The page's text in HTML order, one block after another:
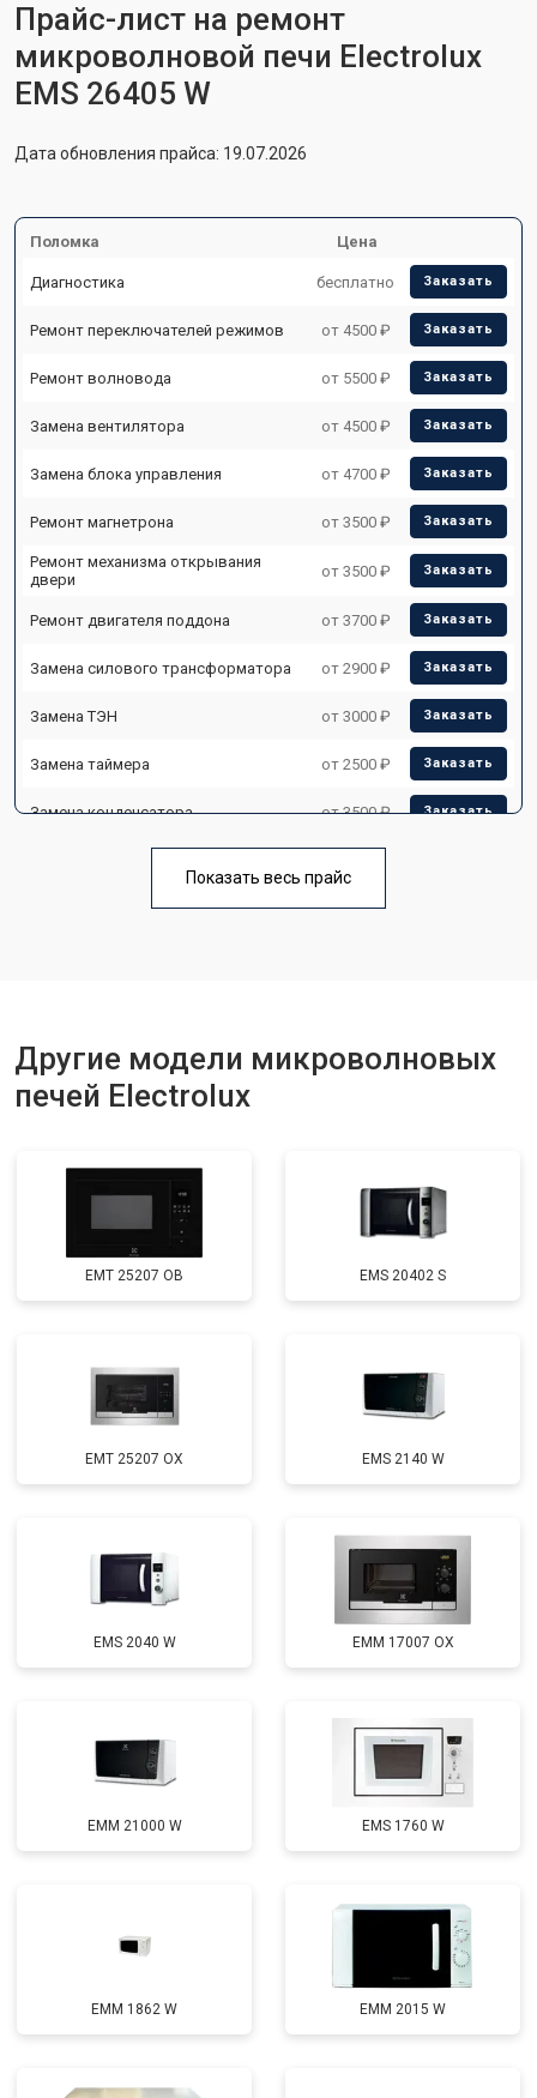
Прайс-лист на ремонт
микроволновой печи Electrolux
EMS 26405 W
Дата обновления прайса: 19.07.2026
Поломка Цена
Диагностика бесплатно Заказать
Ремонт переключателей режимов от 4500 ₽ Заказать
Ремонт волновода от 5500 ₽ Заказать
Замена вентилятора от 4500 ₽ Заказать
Замена блока управления от 4700 ₽ Заказать
Ремонт магнетрона от 3500 ₽ Заказать
Ремонт механизма открывания
двери
от 3500 ₽ Заказать
Ремонт двигателя поддона от 3700 ₽ Заказать
Замена силового трансформатора от 2900 ₽ Заказать
Замена ТЭН от 3000 ₽ Заказать
Замена таймера от 2500 ₽ Заказать
Замена конденсатора от 3500 ₽ Заказать
Ремонт платы управления
Замена лампочки от 2400 ₽
Показать весь прайс
Другие модели микроволновых
печей Electrolux
EMT 25207 OB EMS 20402 S
EMT 25207 OX EMS 2140 W
EMS 2040 W EMM 17007 OX
EMM 21000 W EMS 1760 W
EMM 1862 W EMM 2015 W